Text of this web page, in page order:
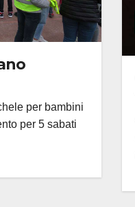
per bambini
per 5 sabati